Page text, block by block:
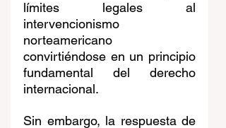
límites legales al
intervencionismo
norteamericano
convirtiéndose en un principio
fundamental del derecho
internacional.
Sin embargo, la respuesta de